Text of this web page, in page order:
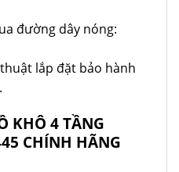
đường dây nóng:
lắp đặt bảo hành
.
KHÔ 4 TẦNG
CHÍNH HÃNG